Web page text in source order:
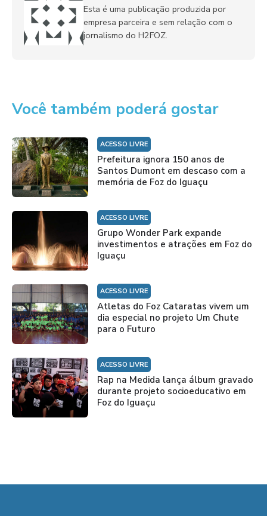
Esta é uma publicação produzida por
empresa parceira e sem relação com o
jornalismo do H2FOZ.
Você também poderá gostar
ACESSO LIVRE
Prefeitura ignora 150 anos de
Santos Dumont em descaso com a
memória de Foz do Iguaçu
ACESSO LIVRE
Grupo Wonder Park expande
investimentos e atrações em Foz do
Iguaçu
ACESSO LIVRE
Atletas do Foz Cataratas vivem um
dia especial no projeto Um Chute
para o Futuro
ACESSO LIVRE
Rap na Medida lança álbum gravado
durante projeto socioeducativo em
Foz do Iguaçu